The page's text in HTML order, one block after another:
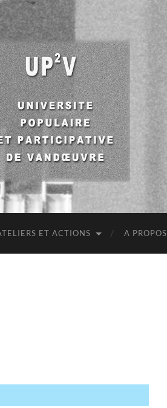
UP2V
ET ACTIONS A PROPOS